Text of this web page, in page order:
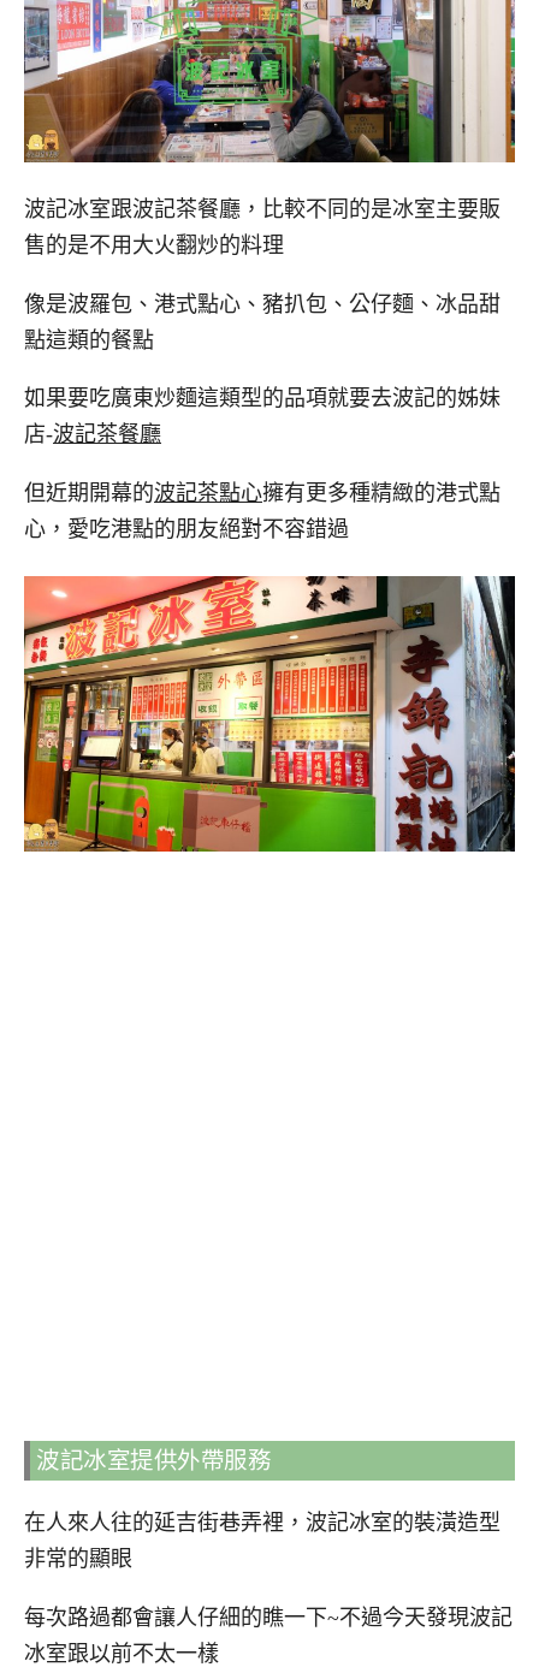
波記冰室跟波記茶餐廳，比較不同的是冰室主要販
售的是不用大火翻炒的料理
像是波羅包、港式點心、豬扒包、公仔麵、冰品甜
點這類的餐點
如果要吃廣東炒麵這類型的品項就要去波記的姊妹
店-波記茶餐廳
但近期開幕的波記茶點心擁有更多種精緻的港式點
心，愛吃港點的朋友絕對不容錯過
波記冰室提供外帶服務
在人來人往的延吉街巷弄裡，波記冰室的裝潢造型
非常的顯眼
每次路過都會讓人仔細的瞧一下~不過今天發現波記
冰室跟以前不太一樣